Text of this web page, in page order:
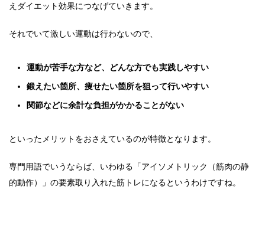
えダイエット効果につなげていきます。
それでいて激しい運動は行わないので、
運動が苦手な方など、どんな方でも実践しやすい
鍛えたい箇所、痩せたい箇所を狙って行いやすい
関節などに余計な負担がかかることがない
といったメリットをおさえているのが特徴となります。
専門用語でいうならば、いわゆる「アイソメトリック（筋肉の静
的動作）」の要素取り入れた筋トレになるというわけですね。